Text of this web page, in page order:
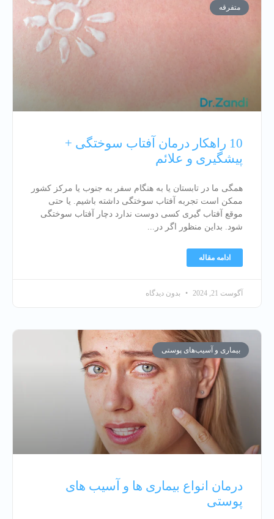
متفرقه
10 راهکار درمان آفتاب سوختگی +
پیشگیری و علائم
همگی ما در تابستان یا به هنگام سفر به جنوب یا مرکز کشور
ممکن است تجربه آفتاب سوختگی داشته‌ باشیم. یا حتی
موقع آفتاب گیری کسی دوست ندارد دچار آفتاب سوختگی
شود. بداین منظور اگر در
ادامه مقاله
آگوست 21, 2024 بدون دیدگاه
بیماری و آسیب‌های پوستی
درمان انواع بیماری ها و آسیب های
پوستی